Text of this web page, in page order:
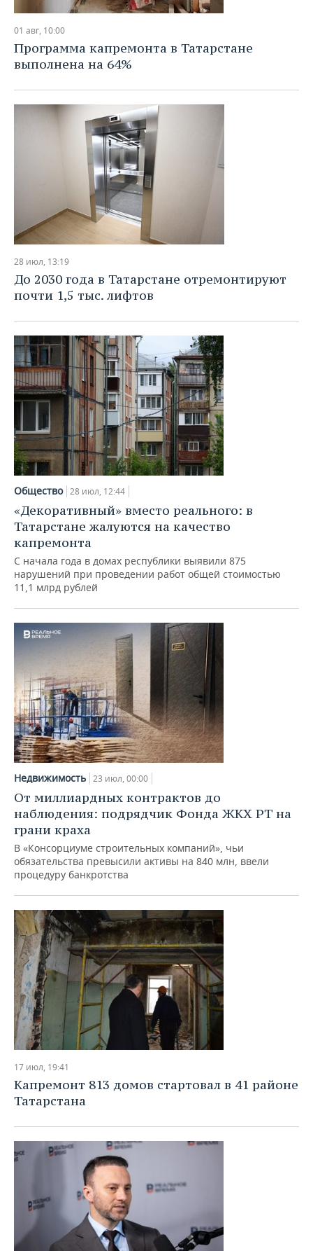
НЕФТЕХИМИЯ
НЕФТЬ
ОПК
ЭНЕРГЕТИКА
РОЗНИЧНАЯ ТОРГОВЛЯ
ТРАНСПОРТ
УСЛУГИ
НОВОСТИ ТЕХНОЛОГИЙ
IT
МЕДИА
ТЕЛЕКОММУНИКАЦИИ
МЕРОПРИЯТИЯ
НОВОСТИ МЕРОПРИЯТИЙ
ВЫЕЗДНАЯ РЕДАКЦИЯ
БИЗНЕС-БРАНЧИ
ONLINE-КОНФЕРЕНЦИИ
ОТКРЫТАЯ ЛЕКЦИЯ
СПОРТ
НОВОСТИ СПОРТА
ФУТБОЛ
ВОЛЕЙБОЛ
ФИГУРНОЕ КАТАНИЕ
ХОККЕЙ С МЯЧОМ
ОБЩЕСТВО
НОВОСТИ ОБЩЕСТВА
ИНФРАСТРУКТУРА
ИСТОРИЯ
МЕДИЦИНА
ПРОИСШЕСТВИЯ
ФОТОГАЛЕРЕЯ
СПИСОК ПЕРСОН
ПОЛНАЯ ВЕРСИЯ
01 авг, 10:00
Программа капремонта в Татарстане
выполнена на 64%
28 июл, 13:19
До 2030 года в Татарстане отремонтируют
почти 1,5 тыс. лифтов
Общество 28 июл, 12:44
«Декоративный» вместо реального: в
Татарстане жалуются на качество
капремонта
С начала года в домах республики выявили 875
нарушений при проведении работ общей стоимостью
11,1 млрд рублей
Недвижимость 23 июл, 00:00
От миллиардных контрактов до
наблюдения: подрядчик Фонда ЖКХ РТ на
грани краха
В «Консорциуме строительных компаний», чьи
обязательства превысили активы на 840 млн, ввели
процедуру банкротства
17 июл, 19:41
Капремонт 813 домов стартовал в 41 районе
Татарстана